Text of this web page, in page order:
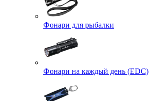
Фонари для рыбалки
Фонари на каждый день (EDC)